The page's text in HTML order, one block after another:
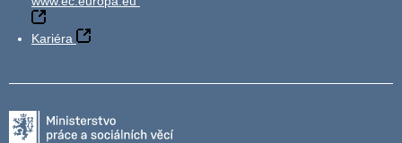
Kariéra